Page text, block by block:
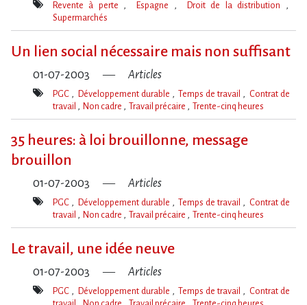
Mot(s)-
Revente à perte Espagne
Droit de la distribution
Supermarchés
Un lien social nécessaire mais non suffisant
01-07-2003 Articles
Mot(s)-
PGC Développement durable Temps de travail
Contrat de
travail
Non cadre Travail précaire Trente-cinq heures
35 heures: à loi brouillonne, message
brouillon
01-07-2003 Articles
Mot(s)-
PGC Développement durable Temps de travail
Contrat de
travail
Non cadre Travail précaire Trente-cinq heures
Le travail, une idée neuve
01-07-2003 Articles
PGC Développement durable Temps de travail
Contrat de